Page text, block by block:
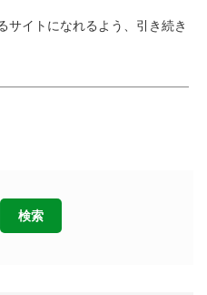
サイトになれるよう、引き続き